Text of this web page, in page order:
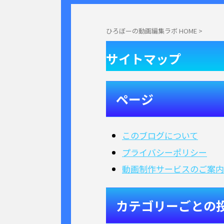
ひろぼーの動画編集ラボ HOME >
サイトマップ
ページ
このブログについて
プライバシーポリシー
動画制作サービスのご案内
カテゴリーごとの